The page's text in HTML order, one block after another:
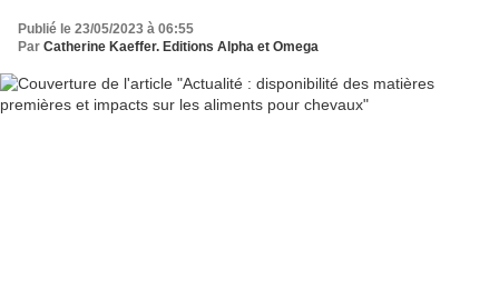
Publié le 23/05/2023 à 06:55
Par Catherine Kaeffer. Editions Alpha et Omega